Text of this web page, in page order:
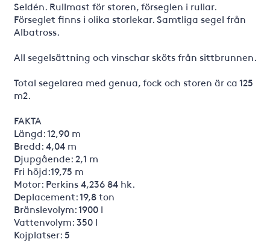
Seldén. Rullmast för storen, förseglen i rullar.
Förseglet finns i olika storlekar. Samtliga segel från
Albatross.
All segelsättning och vinschar sköts från sittbrunnen.
Total segelarea med genua, fock och storen är ca 125
m2.
FAKTA
Längd: 12,90 m
Bredd: 4,04 m
Djupgående: 2,1 m
Fri höjd:19,75 m
Motor: Perkins 4,236 84 hk.
Deplacement: 19,8 ton
Bränslevolym: 1900 l
Vattenvolym: 350 l
Kojplatser: 5